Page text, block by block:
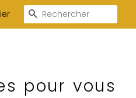
Recherche
pour vous